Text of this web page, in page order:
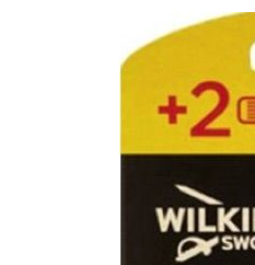
naar
het
afbeeldingen-
naar
het
afbeeldingen-